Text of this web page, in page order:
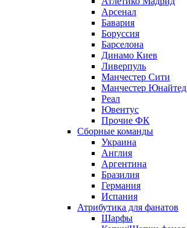
Арсенал
Бавария
Боруссия
Барселона
Динамо Киев
Ливерпуль
Манчестер Сити
Манчестер Юнайтед
Реал
Ювентус
Прочие ФК
Сборные команды
Украина
Англия
Аргентина
Бразилия
Германия
Испания
Атрибутика для фанатов
Шарфы